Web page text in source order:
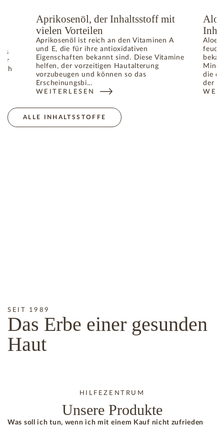
Aprikosenöl, der Inhaltsstoff mit
vielen Vorteilen
Aprikosenöl ist reich an den Vitaminen A
und E, die für ihre antioxidativen
Eigenschaften bekannt sind. Diese Vitamine
helfen, der vorzeitigen Hautalterung
vorzubeugen und können so das
Erscheinungsbi...
WEITERLESEN
: APRIKOSENÖL, DER INHALTSSTOFF MIT VIELEN
Aloe
die
der
:
ALLE INHALTSSTOFFE
SEIT 1989
Das Erbe einer gesunden
Haut
HILFEZENTRUM
Unsere Produkte
Was soll ich tun, wenn ich mit einem Kauf nicht zufrieden